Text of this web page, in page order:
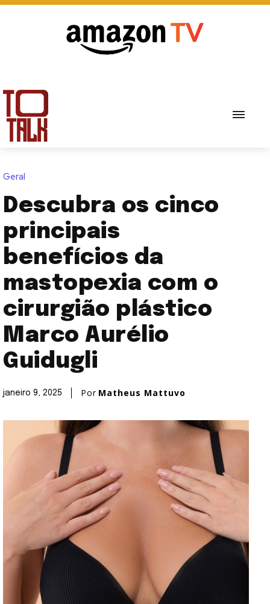
Geral
Descubra os cinco
principais
benefícios da
mastopexia com o
cirurgião plástico
Marco Aurélio
Guidugli
janeiro 9, 2025 Por Matheus Mattuvo